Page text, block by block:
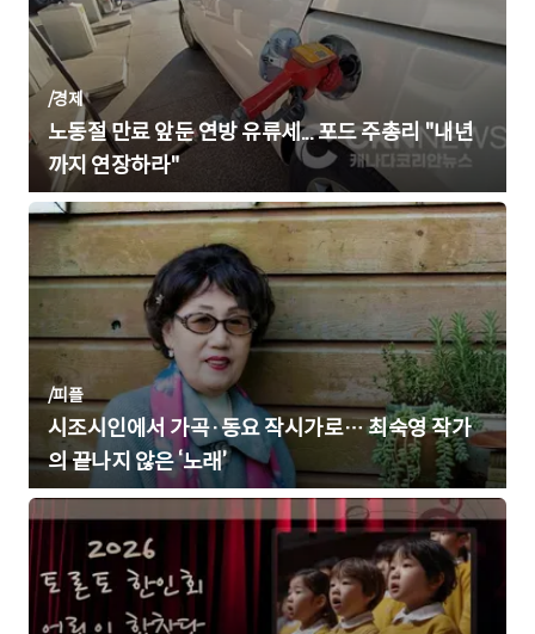
/경제
노동절 만료 앞둔 연방 유류세... 포드 주총리 "내년
까지 연장하라"
/피플
시조시인에서 가곡·동요 작시가로… 최숙영 작가
의 끝나지 않은 ‘노래’